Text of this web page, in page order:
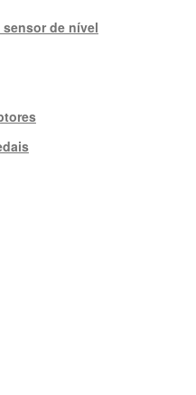
de nível